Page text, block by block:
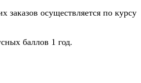
заказов осуществляется по курсу
баллов 1 год.